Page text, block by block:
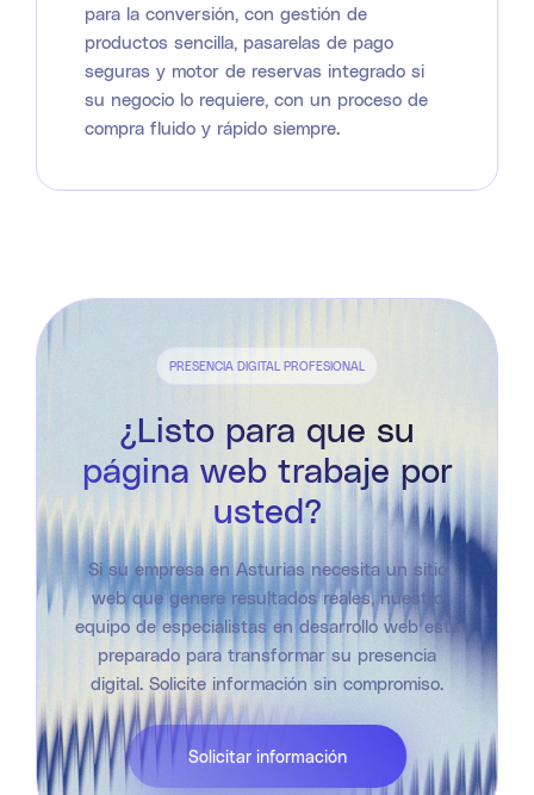
para la conversión, con gestión de
productos sencilla, pasarelas de pago
seguras y motor de reservas integrado si
su negocio lo requiere, con un proceso de
compra fluido y rápido siempre.
PRESENCIA DIGITAL PROFESIONAL
¿Listo para que su
página web trabaje por
usted?
Si su empresa en Asturias necesita un sitio
web que genere resultados reales, nuestro
equipo de especialistas en desarrollo web está
preparado para transformar su presencia
digital. Solicite información sin compromiso.
Solicitar información